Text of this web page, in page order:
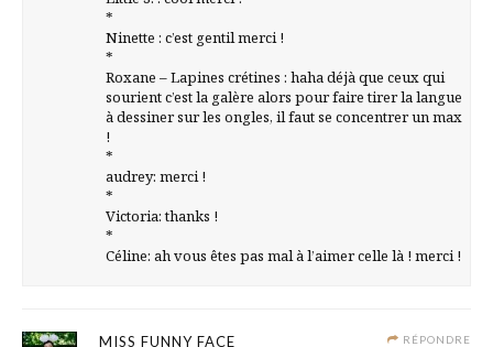
*
Ninette : c’est gentil merci !
*
Roxane – Lapines crétines : haha déjà que ceux qui
sourient c’est la galère alors pour faire tirer la langue
à dessiner sur les ongles, il faut se concentrer un max
!
*
audrey: merci !
*
Victoria: thanks !
*
Céline: ah vous êtes pas mal à l’aimer celle là ! merci !
RÉPONDRE
MISS FUNNY FACE